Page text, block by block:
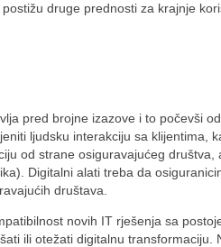
druge prednosti za krajnje
pred brojne izazove i to počevši
ljudsku interakciju sa klijentima,
od strane osiguravajućeg društva,
Digitalni alati treba da
društava.
novih IT rješenja sa
ili otežati digitalnu transformaciju.